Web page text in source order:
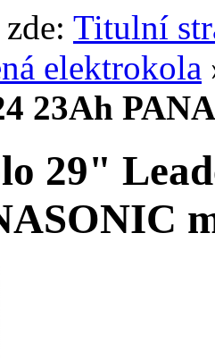
Titulní
elektrokola
23Ah
29"